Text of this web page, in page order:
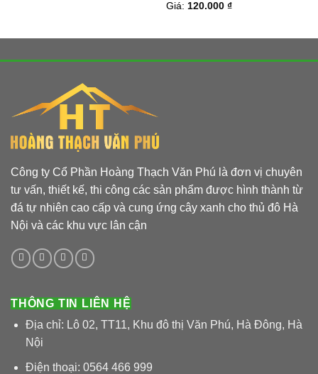
Giá: 120.000 ₫
Công ty Cổ Phần Hoàng Thạch Văn Phú là đơn vị chuyên
tư vấn, thiết kế, thi công các sản phẩm được hình thành từ
đá tự nhiên cao cấp và cung ứng cây xanh cho thủ đô Hà
Nội và các khu vực lân cận
THÔNG TIN LIÊN HỆ
Địa chỉ: Lô 02, TT11, Khu đô thị Văn Phú, Hà Đông, Hà
Nội
Điện thoại: 0564 466 999